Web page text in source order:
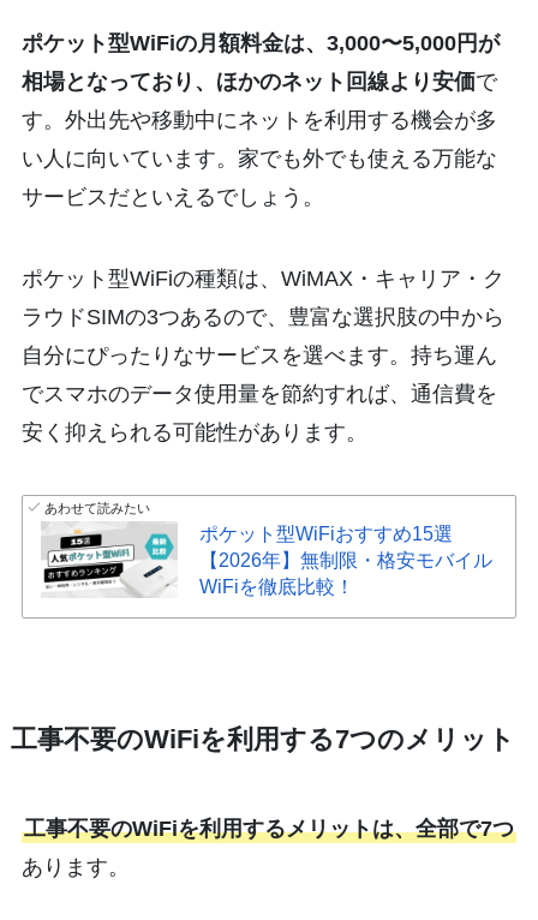
ポケット型WiFiの月額料金は、3,000〜5,000円が
相場となっており、ほかのネット回線より安価で
す。外出先や移動中にネットを利用する機会が多
い人に向いています。家でも外でも使える万能な
サービスだといえるでしょう。
ポケット型WiFiの種類は、WiMAX・キャリア・ク
ラウドSIMの3つあるので、豊富な選択肢の中から
自分にぴったりなサービスを選べます。持ち運ん
でスマホのデータ使用量を節約すれば、通信費を
安く抑えられる可能性があります。
あわせて読みたい
ポケット型WiFiおすすめ15選
【2026年】無制限・格安モバイル
WiFiを徹底比較！
工事不要のWiFiを利用する7つのメリット
工事不要のWiFiを利用するメリットは、全部で7つ
あります。